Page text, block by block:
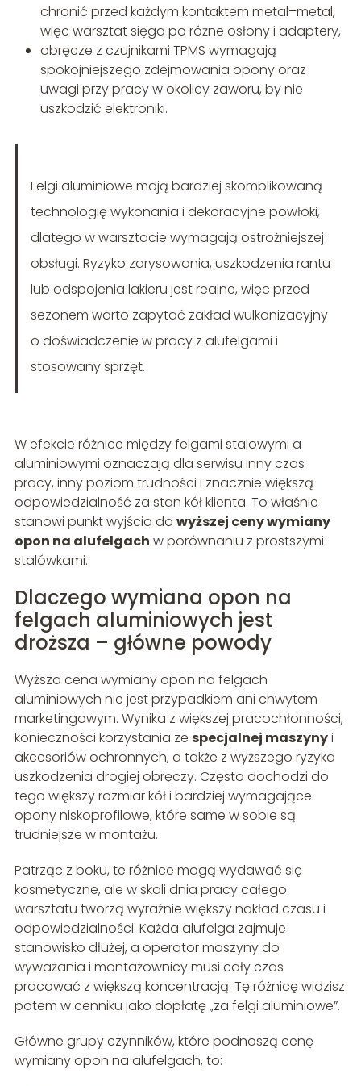
chronić przed każdym kontaktem metal–metal,
więc warsztat sięga po różne osłony i adaptery,
obręcze z czujnikami TPMS wymagają
spokojniejszego zdejmowania opony oraz
uwagi przy pracy w okolicy zaworu, by nie
uszkodzić elektroniki.
Felgi aluminiowe mają bardziej skomplikowaną
technologię wykonania i dekoracyjne powłoki,
dlatego w warsztacie wymagają ostrożniejszej
obsługi. Ryzyko zarysowania, uszkodzenia rantu
lub odspojenia lakieru jest realne, więc przed
sezonem warto zapytać zakład wulkanizacyjny
o doświadczenie w pracy z alufelgami i
stosowany sprzęt.
W efekcie różnice między felgami stalowymi a
aluminiowymi oznaczają dla serwisu inny czas
pracy, inny poziom trudności i znacznie większą
odpowiedzialność za stan kół klienta. To właśnie
stanowi punkt wyjścia do wyższej ceny wymiany
opon na alufelgach w porównaniu z prostszymi
stalówkami.
Dlaczego wymiana opon na
felgach aluminiowych jest
droższa – główne powody
Wyższa cena wymiany opon na felgach
aluminiowych nie jest przypadkiem ani chwytem
marketingowym. Wynika z większej pracochłonności,
konieczności korzystania ze specjalnej maszynyi
akcesoriów ochronnych, a także z wyższego ryzyka
uszkodzenia drogiej obręczy. Często dochodzi do
tego większy rozmiar kół i bardziej wymagające
opony niskoprofilowe, które same w sobie są
trudniejsze w montażu.
Patrząc z boku, te różnice mogą wydawać się
kosmetyczne, ale w skali dnia pracy całego
warsztatu tworzą wyraźnie większy nakład czasu i
odpowiedzialności. Każda alufelga zajmuje
stanowisko dłużej, a operator maszyny do
wyważania i montażownicy musi cały czas
pracować z większą koncentracją. Tę różnicę widzisz
potem w cenniku jako dopłatę „za felgi aluminiowe”.
Główne grupy czynników, które podnoszą cenę
wymiany opon na alufelgach, to: